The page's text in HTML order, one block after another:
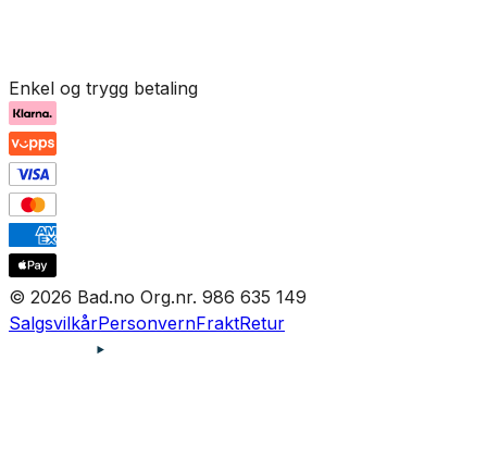
Enkel og trygg betaling
© 2026 Bad.no Org.nr. 986 635 149
SalgsvilkårPersonvernFraktRetur